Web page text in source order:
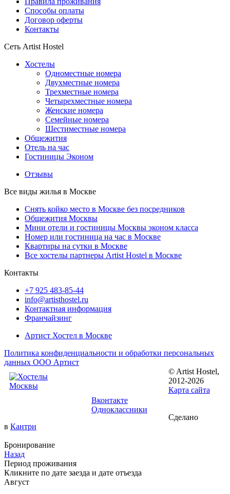
Способы оплаты
Договор оферты
Контакты
Сеть Artist Hostel
Хостелы
Одноместные номера
Двухместные номера
Трехместные номера
Четырехместные номера
Женские номера
Семейные номера
Шестиместные номера
Общежития
Отель на час
Гостиницы Эконом
Отзывы
Все виды жилья в Москве
Снять койко место в Москве без посредников
Общежития Москвы
Мини отели и гостиницы Москвы эконом класса
Номер или гостиница на час в Москве
Квартиры на сутки в Москве
Все хостелы партнеры Artist Hostel в Москве
Контакты
+7 925 483-85-44
info@artisthostel.ru
Контактная информация
Франчайзинг
Артист Хостел в Москве
Политика конфиденциальности и обработки персональных
данных ООО Артист
Вконтакте
Одноклассники
© Artist Hostel,
2012-2026
Карта сайта
Сделано
в Кантри
Бронирование
Назад
Период проживания
Кликните по дате заезда и дате отъезда
Август